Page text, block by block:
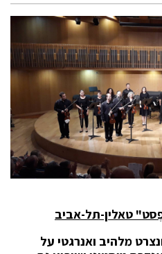
טאלין-תל-אביב
מלהיב ואנרגטי על